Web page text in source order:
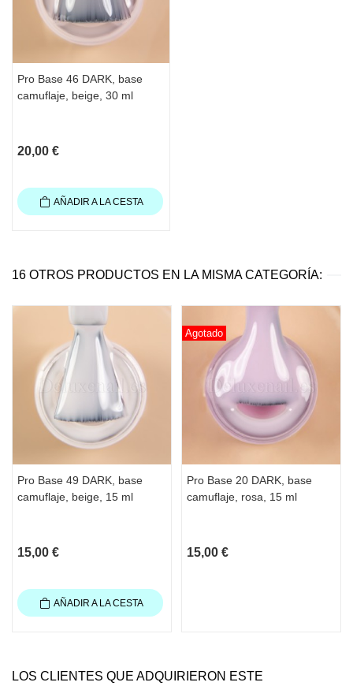
una crema o aceite para cutículas
Hidrate las manos
Pro Base 46 DARK, base
camuflaje, beige, 30 ml
20,00 €
AÑADIR A LA CESTA
16 OTROS PRODUCTOS EN LA MISMA CATEGORÍA:
Pro Base 49 DARK, base
camuflaje, beige, 15 ml
15,00 €
AÑADIR A LA CESTA
Agotado
Pro Base 20 DARK, base
camuflaje, rosa, 15 ml
15,00 €
LOS CLIENTES QUE ADQUIRIERON ESTE